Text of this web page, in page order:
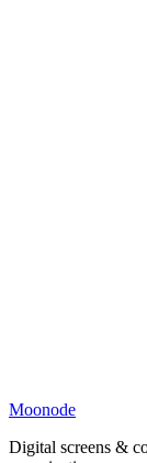
Moonode
Digital screens &